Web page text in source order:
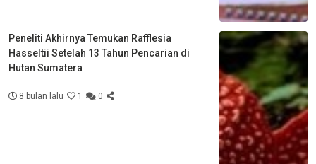
Peneliti Akhirnya Temukan Rafflesia
Hasseltii Setelah 13 Tahun Pencarian di
Hutan Sumatera
8 bulan lalu 1 0